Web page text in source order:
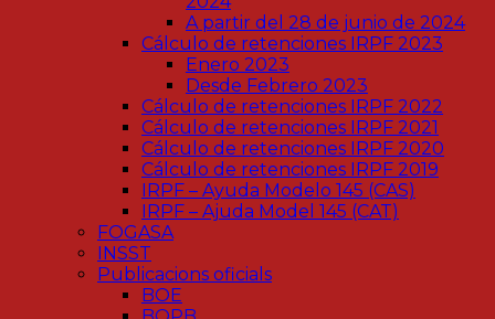
A partir del 28 de junio de 2024
Cálculo de retenciones IRPF 2023
Enero 2023
Desde Febrero 2023
Cálculo de retenciones IRPF 2022
Cálculo de retenciones IRPF 2021
Cálculo de retenciones IRPF 2020
Cálculo de retenciones IRPF 2019
IRPF – Ayuda Modelo 145 (CAS)
IRPF – Ajuda Model 145 (CAT)
FOGASA
INSST
Publicacions oficials
BOE